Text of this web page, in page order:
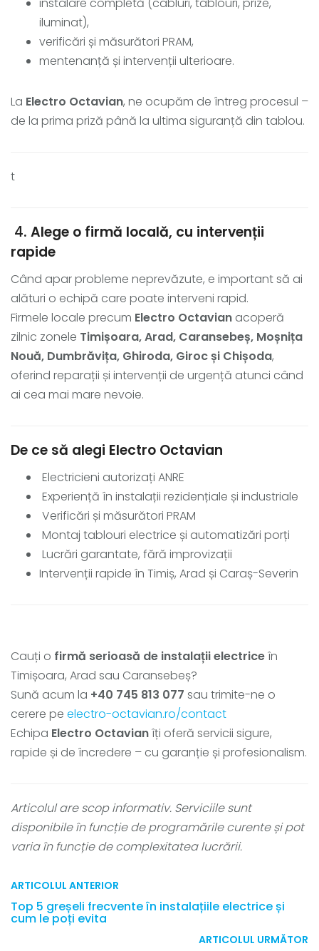
iluminat),
verificări și măsurători PRAM,
mentenanță și intervenții ulterioare.
La Electro Octavian, ne ocupăm de întreg procesul –
de la prima priză până la ultima siguranță din tablou.
t
4. Alege o firmă locală, cu intervenții
rapide
Când apar probleme neprevăzute, e important să ai
alături o echipă care poate interveni rapid.
Firmele locale precum Electro Octavian acoperă
zilnic zonele Timișoara, Arad, Caransebeș, Moșnița
Nouă, Dumbrăvița, Ghiroda, Giroc și Chișoda,
oferind reparații și intervenții de urgență atunci când
ai cea mai mare nevoie.
De ce să alegi Electro Octavian
Electricieni autorizați ANRE
Experiență în instalații rezidențiale și industriale
Verificări și măsurători PRAM
Montaj tablouri electrice și automatizări porți
Lucrări garantate, fără improvizații
Intervenții rapide în Timiș, Arad și Caraș-Severin
Cauți o firmă serioasă de instalații electriceîn
Timișoara, Arad sau Caransebeș?
Sună acum la +40 745 813 077 sau trimite-ne o
cerere pe electro-octavian.ro/contact
Echipa Electro Octavianîți oferă servicii sigure,
rapide și de încredere – cu garanție și profesionalism.
Articolul are scop informativ. Serviciile sunt
disponibile în funcție de programările curente și pot
varia în funcție de complexitatea lucrării.
ARTICOLUL ANTERIOR
Top 5 greșeli frecvente în instalațiile electrice și
cum le poți evita
ARTICOLUL URMĂTOR